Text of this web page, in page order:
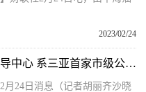
2023/02/24
椰视频丨探访三亚市托育服务指导中心 系三亚首家市级公办托育服务机构
24日消息（记者胡丽齐沙晓